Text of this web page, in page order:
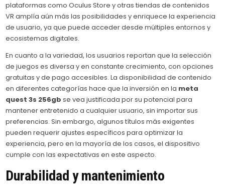
plataformas como Oculus Store y otras tiendas de contenidos
VR amplía aún más las posibilidades y enriquece la experiencia
de usuario, ya que puede acceder desde múltiples entornos y
ecosistemas digitales.
En cuanto a la variedad, los usuarios reportan que la selección
de juegos es diversa y en constante crecimiento, con opciones
gratuitas y de pago accesibles. La disponibilidad de contenido
en diferentes categorías hace que la inversión en la meta
quest 3s 256gb se vea justificada por su potencial para
mantener entretenido a cualquier usuario, sin importar sus
preferencias. Sin embargo, algunos títulos más exigentes
pueden requerir ajustes específicos para optimizar la
experiencia, pero en la mayoría de los casos, el dispositivo
cumple con las expectativas en este aspecto.
Durabilidad y mantenimiento